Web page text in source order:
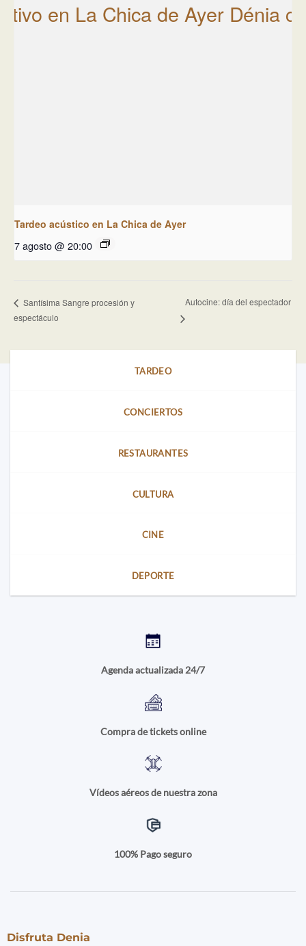
Tardeo acústico en La Chica de Ayer
7 agosto @ 20:00
Santísima Sangre procesión y
espectáculo
Autocine: día del espectador
TARDEO
CONCIERTOS
RESTAURANTES
CULTURA
CINE
DEPORTE
Agenda actualizada 24/7
Compra de tickets online
Vídeos aéreos de nuestra zona
100% Pago seguro
Disfruta Denia